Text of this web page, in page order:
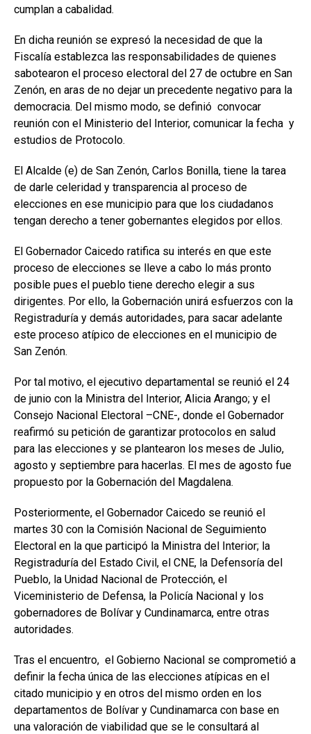
cumplan a cabalidad.
En dicha reunión se expresó la necesidad de que la
Fiscalía establezca las responsabilidades de quienes
sabotearon el proceso electoral del 27 de octubre en San
Zenón, en aras de no dejar un precedente negativo para la
democracia. Del mismo modo, se definió convocar
reunión con el Ministerio del Interior, comunicar la fecha y
estudios de Protocolo.
El Alcalde (e) de San Zenón, Carlos Bonilla, tiene la tarea
de darle celeridad y transparencia al proceso de
elecciones en ese municipio para que los ciudadanos
tengan derecho a tener gobernantes elegidos por ellos.
El Gobernador Caicedo ratifica su interés en que este
proceso de elecciones se lleve a cabo lo más pronto
posible pues el pueblo tiene derecho elegir a sus
dirigentes. Por ello, la Gobernación unirá esfuerzos con la
Registraduría y demás autoridades, para sacar adelante
este proceso atípico de elecciones en el municipio de
San Zenón.
Por tal motivo, el ejecutivo departamental se reunió el 24
de junio con la Ministra del Interior, Alicia Arango; y el
Consejo Nacional Electoral –CNE-, donde el Gobernador
reafirmó su petición de garantizar protocolos en salud
para las elecciones y se plantearon los meses de Julio,
agosto y septiembre para hacerlas. El mes de agosto fue
propuesto por la Gobernación del Magdalena.
Posteriormente, el Gobernador Caicedo se reunió el
martes 30 con la Comisión Nacional de Seguimiento
Electoral en la que participó la Ministra del Interior; la
Registraduría del Estado Civil, el CNE, la Defensoría del
Pueblo, la Unidad Nacional de Protección, el
Viceministerio de Defensa, la Policía Nacional y los
gobernadores de Bolívar y Cundinamarca, entre otras
autoridades.
Tras el encuentro, el Gobierno Nacional se comprometió a
definir la fecha única de las elecciones atípicas en el
citado municipio y en otros del mismo orden en los
departamentos de Bolívar y Cundinamarca con base en
una valoración de viabilidad que se le consultará al